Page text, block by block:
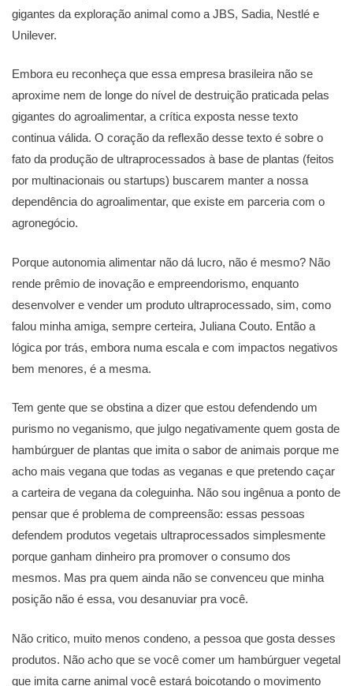
gigantes da exploração animal como a JBS, Sadia, Nestlé e
Unilever.
Embora eu reconheça que essa empresa brasileira não se
aproxime nem de longe do nível de destruição praticada pelas
gigantes do agroalimentar, a crítica exposta nesse texto
continua válida. O coração da reflexão desse texto é sobre o
fato da produção de ultraprocessados à base de plantas (feitos
por multinacionais ou startups) buscarem manter a nossa
dependência do agroalimentar, que existe em parceria com o
agronegócio.
Porque autonomia alimentar não dá lucro, não é mesmo? Não
rende prêmio de inovação e empreendorismo, enquanto
desenvolver e vender um produto ultraprocessado, sim, como
falou minha amiga, sempre certeira, Juliana Couto. Então a
lógica por trás, embora numa escala e com impactos negativos
bem menores, é a mesma.
Tem gente que se obstina a dizer que estou defendendo um
purismo no veganismo, que julgo negativamente quem gosta de
hambúrguer de plantas que imita o sabor de animais porque me
acho mais vegana que todas as veganas e que pretendo caçar
a carteira de vegana da coleguinha. Não sou ingênua a ponto de
pensar que é problema de compreensão: essas pessoas
defendem produtos vegetais ultraprocessados simplesmente
porque ganham dinheiro pra promover o consumo dos
mesmos. Mas pra quem ainda não se convenceu que minha
posição não é essa, vou desanuviar pra você.
Não critico, muito menos condeno, a pessoa que gosta desses
produtos. Não acho que se você comer um hambúrguer vegetal
que imita carne animal você estará boicotando o movimento